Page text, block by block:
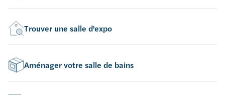
Trouver une salle d'expo
Aménager votre salle de bains